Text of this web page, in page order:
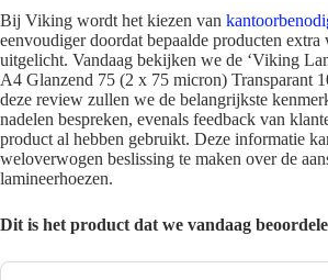
Bij Viking wordt het kiezen van
eenvoudiger doordat bepaalde producten extra
uitgelicht. Vandaag bekijken we de ‘Viking
A4 Glanzend 75 (2 x 75 micron) Transparant
deze review zullen we de belangrijkste
nadelen bespreken, evenals feedback van
product al hebben gebruikt. Deze informatie
weloverwogen beslissing te maken over de
lamineerhoezen.
Dit is het product dat we vandaag